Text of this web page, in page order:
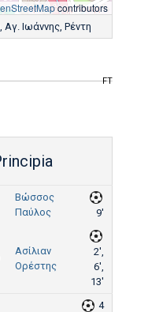
contributors
Αγ. Ιωάννης, Ρέντη
FT
Βώσσος
Παύλος
9'
Ασίλιαν
Ορέστης
2',
6',
13'
4